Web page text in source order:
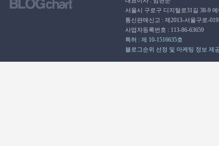
서울시 구로구 디지털로31길 38-9
통신판매신고 : 제2013-서울구로-
사업자등록번호 : 113-86-63659
특허 : 제 10-1516635호
블로그순위 선정 및 마케팅 정보 제